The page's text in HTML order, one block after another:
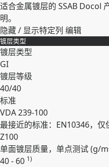
适合金属镀层的 SSAB Docol
明。
隐藏 / 显示特定列 编辑
镀层类型
镀层类型
GI
镀层等级
40/40
标准
VDA 239-100
最接近的标准：EN10346，仅
Z100
单面镀层质量，单点测试 (g/m
40 - 60 1)